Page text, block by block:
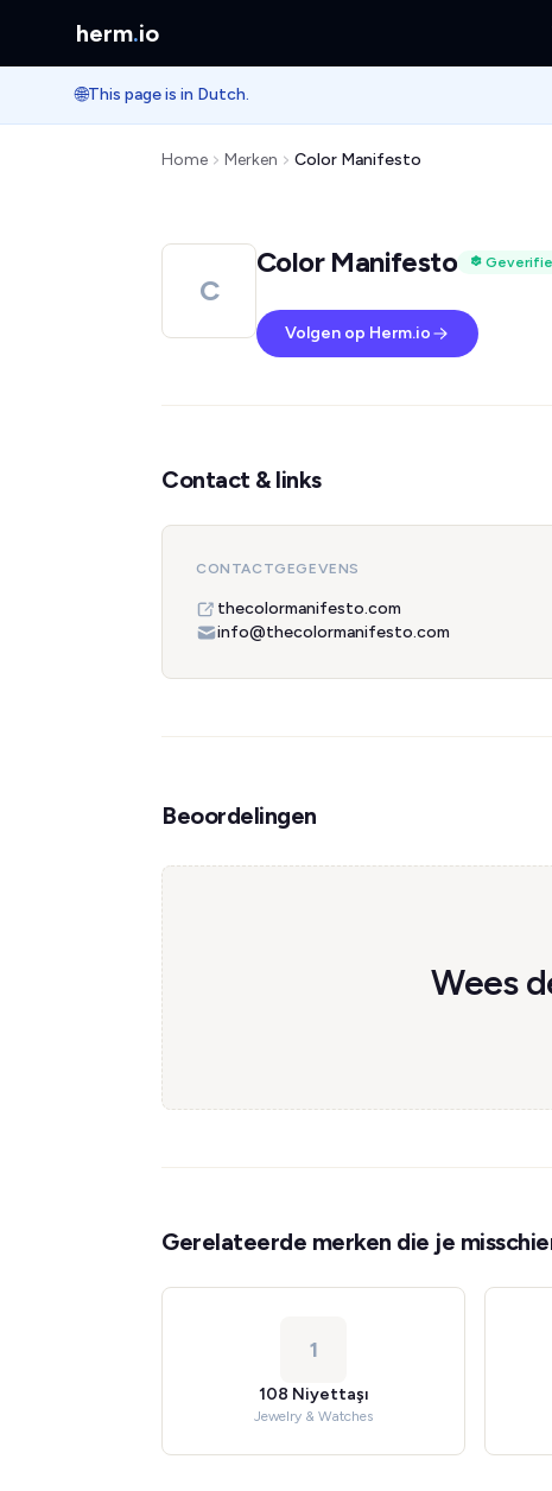
herm.io
🌐This page is in Dutch.
Home Merken Color Manifesto
C
Color Manifesto
Volgen op Herm.io
Contact & links
CONTACTGEGEVENS
thecolormanifesto.com
info@thecolormanifesto.com
Beoordelingen
Wees
Gerelateerde merken die je
1
108 Niyettaşı
Jewelry & Watches